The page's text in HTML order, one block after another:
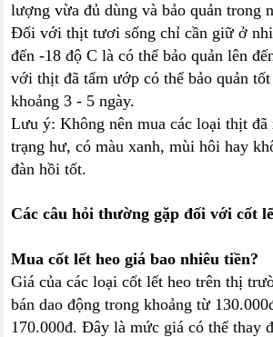
lượng vừa đủ dùng và bảo quản trong
Đối với thịt tươi sống chỉ cần giữ ở
đến -18 độ C là có thể bảo quản lên
với thịt đã tẩm ướp có thể bảo quản
khoảng 3 - 5 ngày.
Lưu ý: Không nên mua các loại thịt đã
trạng hư, có màu xanh, mùi hôi hay
đàn hồi tốt.
Các câu hỏi thường gặp đối với cốt
Mua cốt lết heo giá bao nhiêu tiền?
Giá của các loại cốt lết heo trên thị
bán dao động trong khoảng từ
170.000đ. Đây là mức giá có thể thay